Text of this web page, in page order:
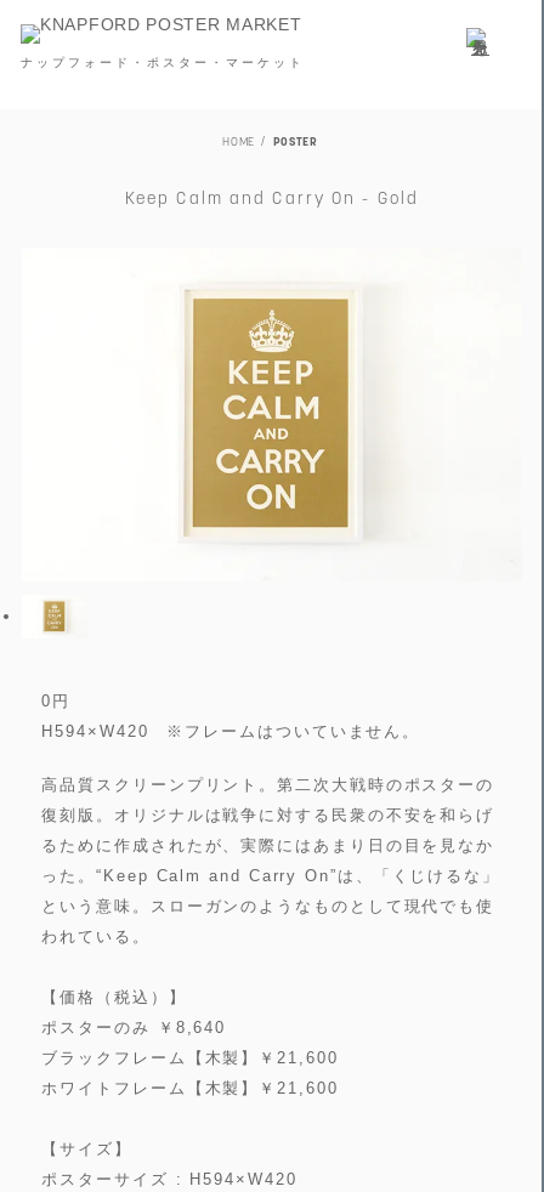
ナップフォード・ポスター・マーケット
HOME POSTER
Keep Calm and Carry On - Gold
0 円
H594×W420 ※フレームはついていません。
高品質スクリーンプリント。第二次大戦時のポスターの
復刻版。オリジナルは戦争に対する民衆の不安を和らげ
るために作成されたが、実際にはあまり日の目を見なか
った。“Keep Calm and Carry On”は、「くじけるな」
という意味。スローガンのようなものとして現代でも使
われている。
【価格（税込）】
ポスターのみ ￥8,640
ブラックフレーム【木製】￥21,600
ホワイトフレーム【木製】￥21,600
【サイズ】
ポスターサイズ : H594×W420